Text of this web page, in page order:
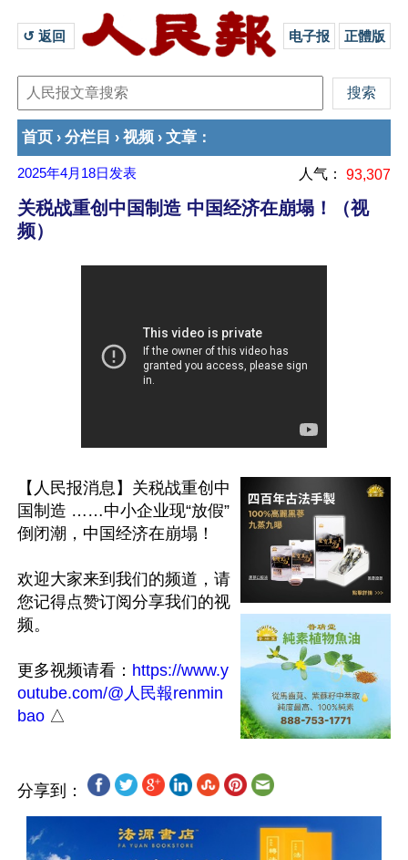
↺ 返回 电子报 正體版
首页 › 分栏目 › 视频 › 文章 ：
2025年4月18日 发表 人气： 93,307
关税战重创中国制造 中国经济在崩塌！（视
频）
【人民报消息】关税战重创中
国制造 ……中小企业现“放假”
倒闭潮，中国经济在崩塌！
欢迎大家来到我们的频道，请
您记得点赞订阅分享我们的视
频。
更多视频请看： https://www.y
outube.com/@人民報renmin
bao
分享到：